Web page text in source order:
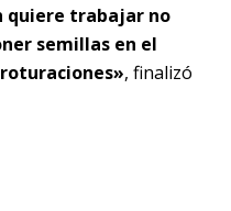
quiere trabajar no
semillas en el
, finalizó